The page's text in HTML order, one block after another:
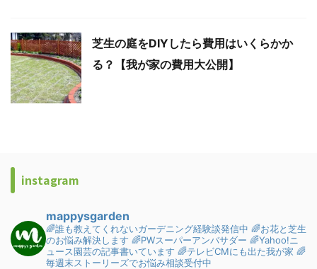
芝生の庭をDIYしたら費用はいくらかか
る？【我が家の費用大公開】
instagram
mappysgarden
🌈誰も教えてくれないガーデニング経験談発信中 🌈お花と芝生
のお悩み解決します 🌈PWスーパーアンバサダー 🌈Yahoo!ニ
ュース園芸の記事書いています 🌈テレビCMにも出た我が家 🌈
毎週末ストーリーズでお悩み相談受付中